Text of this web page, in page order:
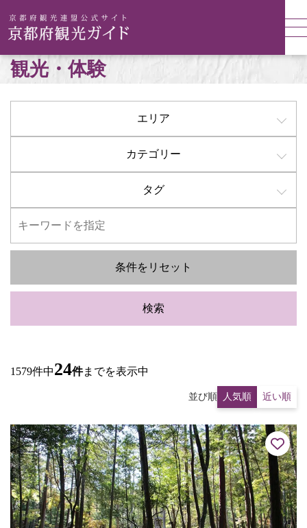
観光・体験
エリア
カテゴリー
タグ
条件をリセット
検索
1579件中24件までを表示中
並び順 人気順 近い順